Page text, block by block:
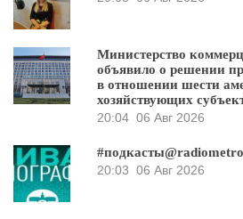
Министерство
объявило о решении
в отношении шести
хозяйствующих
20:04 06 Авг 2026
#подкасты@radiometro
20:03 06 Авг 2026